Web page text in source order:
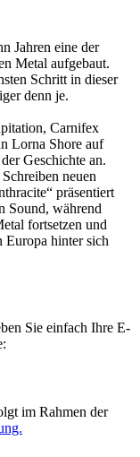
Jahren eine der
Metal aufgebaut.
Schritt in dieser
denn je.
Carnifex
Lorna Shore auf
Geschichte an.
neuen
präsentiert
Sound, während
fortsetzen und
Europa hinter sich
Sie einfach Ihre E-
im Rahmen der